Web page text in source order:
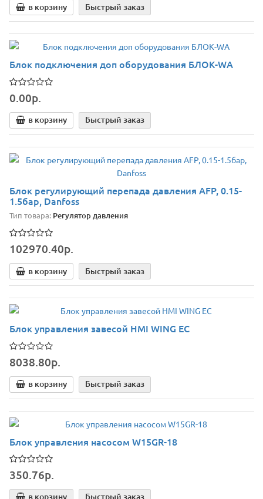
в корзину Быстрый заказ
Блок подключения доп оборудования БЛОК-WA
0.00р.
в корзину Быстрый заказ
Блок регулирующий перепада давления AFP, 0.15-
1.5бар, Danfoss
Тип товара: Регулятор давления
102970.40р.
в корзину Быстрый заказ
Блок управления завесой HMI WING EC
8038.80р.
в корзину Быстрый заказ
Блок управления насосом W15GR-18
350.76р.
в корзину Быстрый заказ